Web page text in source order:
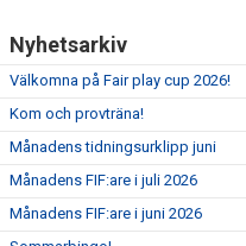
Nyhetsarkiv
Välkomna på Fair play cup 2026!
Kom och provträna!
Månadens tidningsurklipp juni
Månadens FIF:are i juli 2026
Månadens FIF:are i juni 2026